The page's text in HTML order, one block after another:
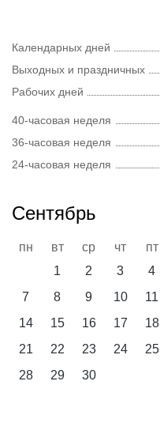
Календарных дней
Выходных и праздничных
Рабочих дней
40-часовая неделя
36-часовая неделя
24-часовая неделя
Сентябрь
пн вт ср чт пт
1
2 3 4
7
8 9 10 11
14
15 16 17 18
21
22 23 24 25
28
29 30